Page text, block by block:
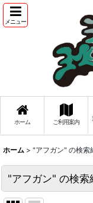
メニュー
ホーム ご利用案内
ホーム > "アフガン" の検索
"アフガン" の検索